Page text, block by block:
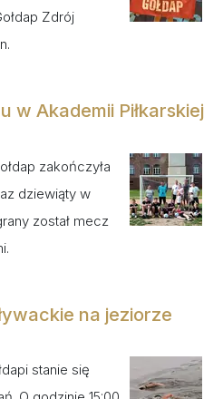
Zdrój
w Akademii Piłkarskiej
zakończyła
dziewiąty w
został mecz
na jeziorze
stanie się